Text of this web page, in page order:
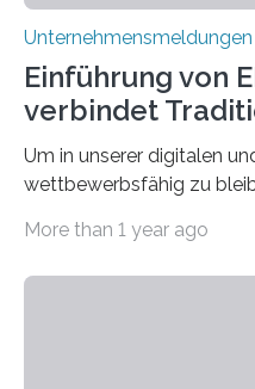
Unternehmensmeldungen
Einführung von
verbindet
Um in unserer digitalen
wettbewerbsfähig zu
ihre traditionellen Werte
More than 1 year ago